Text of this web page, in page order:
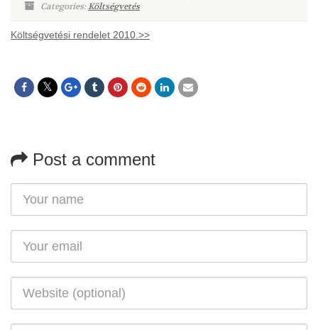
Categories:Költségvetés
Költségvetési rendelet 2010.>>
Post a comment